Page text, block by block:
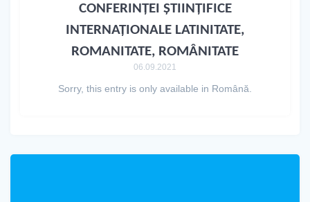
CONFERINȚEI ȘTIINȚIFICE
INTERNAȚIONALE LATINITATE,
ROMANITATE, ROMÂNITATE
06.09.2021
Sorry, this entry is only available in Română.